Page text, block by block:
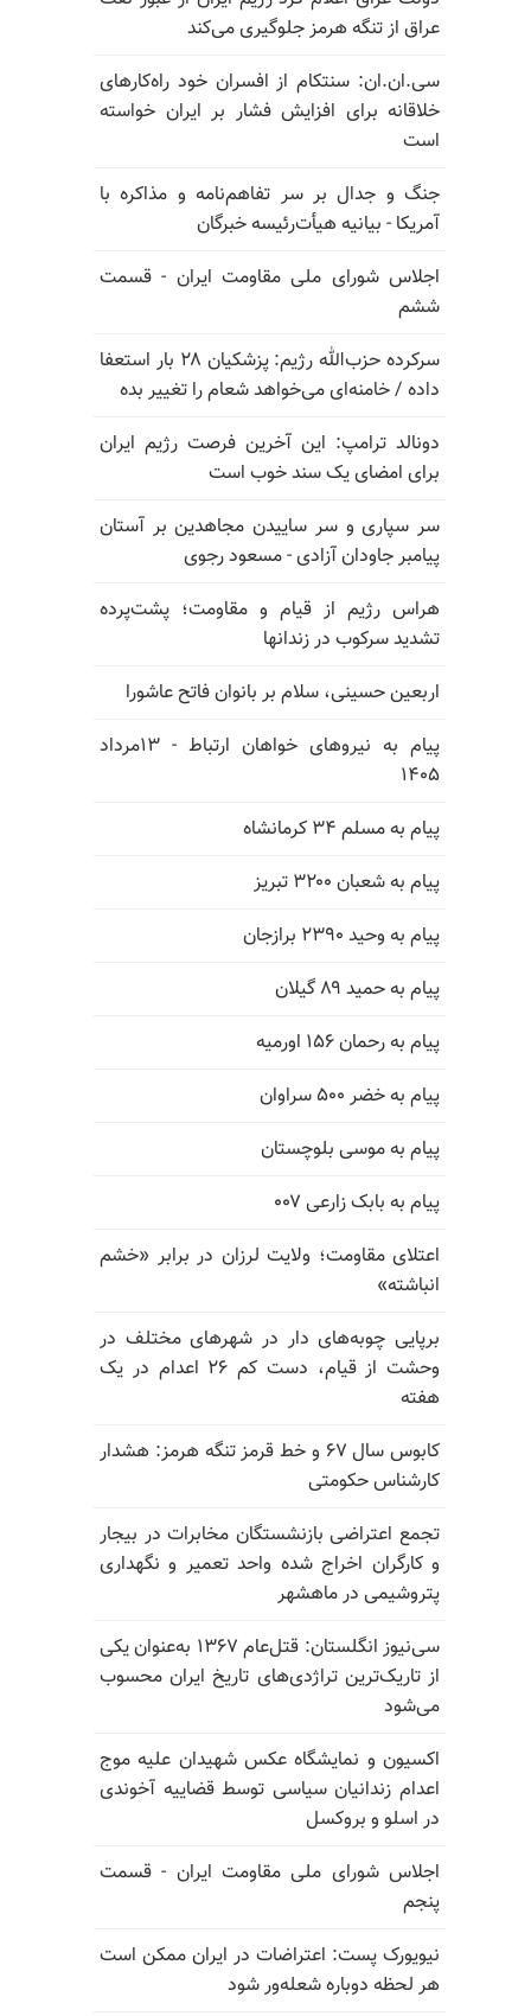
عراق از تنگه هرمز جلوگیری می‌کند
سی.ان.ان: سنتکام از افسران خود راه‌کارهای
خلاقانه برای افزایش فشار بر ایران خواسته
است
جنگ و جدال بر سر تفاهم‌نامه و مذاکره با
آمریکا - بیانیه هیأت‌رئیسه خبرگان
اجلاس شورای ملی مقاومت ایران - قسمت
ششم
سرکرده حزب‌الله رژیم: پزشکیان ۲۸ بار استعفا
داده / خامنه‌ای می‌خواهد شعام را تغییر بده
دونالد ترامپ: این آخرین فرصت رژیم ایران
برای امضای یک سند خوب است
سر سپاری و سر ساییدن مجاهدین بر آستان
پیامبر جاودان آزادی - مسعود رجوی
هراس رژیم از قیام و مقاومت؛ پشت‌پرده
تشدید سرکوب در زندانها
اربعین حسینی، سلام بر بانوان فاتح عاشورا
پیام به نیروهای خواهان ارتباط - ۱۳مرداد
۱۴۰۵
پیام به مسلم ۳۴ کرمانشاه
پیام به شعبان ۳۲۰۰ تبریز
پیام به وحید ۲۳۹۰ برازجان
پیام به حمید ۸۹ گیلان
پیام به رحمان ۱۵۶ اورمیه
پیام به خضر ۵۰۰ سراوان
پیام به موسی بلوچستان
پیام به بابک زارعی ۰۰۷
اعتلای مقاومت؛ ولایت لرزان در برابر «خشم
انباشته»
برپایی چوبه‌های دار در شهرهای مختلف در
وحشت از قیام، دست کم ۲۶ اعدام در یک
هفته
کابوس سال ۶۷ و خط قرمز تنگه هرمز: هشدار
کارشناس حکومتی
تجمع اعتراضی بازنشستگان مخابرات در بیجار
و کارگران اخراج شده واحد تعمیر و نگهداری
پتروشیمی در ماهشهر
سی‌نیوز انگلستان: قتل‌عام ۱۳۶۷ به‌عنوان یکی
از تاریک‌ترین تراژدی‌های تاریخ ایران محسوب
می‌شود
اکسیون و نمایشگاه عکس شهیدان علیه موج
اعدام زندانیان سیاسی توسط قضاییه آخوندی
در اسلو و بروکسل
اجلاس شورای ملی مقاومت ایران - قسمت
پنجم
نیویورک پست: اعتراضات در ایران ممکن است
هر لحظه دوباره شعله‌ور شود